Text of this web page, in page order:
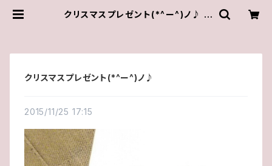
クリスマスプレゼント(*^ー^)ノ♪ |
クリスマスプレゼント(*^ー^)ノ♪
2015/11/25 17:15